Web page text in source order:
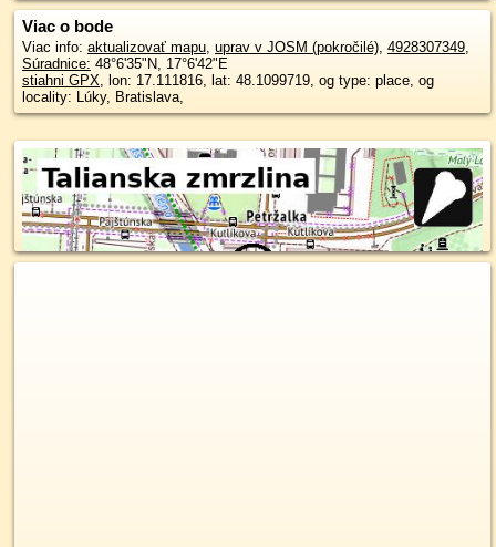
Viac o bode
Viac info: aktualizovať mapu, uprav v JOSM (pokročilé), 4928307349,
Súradnice: 48°6'35"N, 17°6'42"E
stiahni GPX, lon: 17.111816, lat: 48.1099719, og type: place, og
locality: Lúky, Bratislava,